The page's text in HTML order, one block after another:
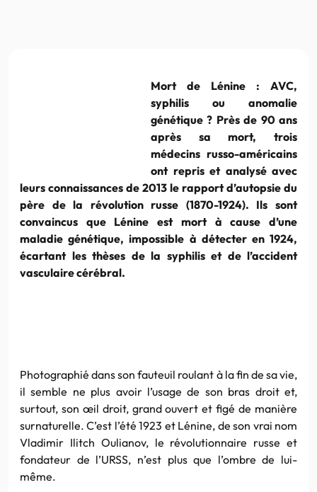
Mort de Lénine : AVC,
syphilis ou anomalie
génétique ? Près de 90 ans
après sa mort, trois
médecins russo-américains
ont repris et analysé avec
leurs connaissances de 2013 le rapport d’autopsie du
père de la révolution russe (1870-1924). Ils sont
convaincus que Lénine est mort à cause d’une
maladie génétique, impossible à détecter en 1924,
écartant les thèses de la syphilis et de l’accident
vasculaire cérébral.
Photographié dans son fauteuil roulant à la fin de sa vie,
il semble ne plus avoir l’usage de son bras droit et,
surtout, son œil droit, grand ouvert et figé de manière
surnaturelle. C’est l’été 1923 et Lénine, de son vrai nom
Vladimir Ilitch Oulianov, le révolutionnaire russe et
fondateur de l’URSS, n’est plus que l’ombre de lui-
même.